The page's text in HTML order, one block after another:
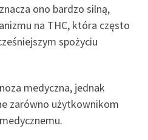
ono bardzo silną,
na THC, która często
spożyciu
medyczna, jednak
zarówno użytkownikom